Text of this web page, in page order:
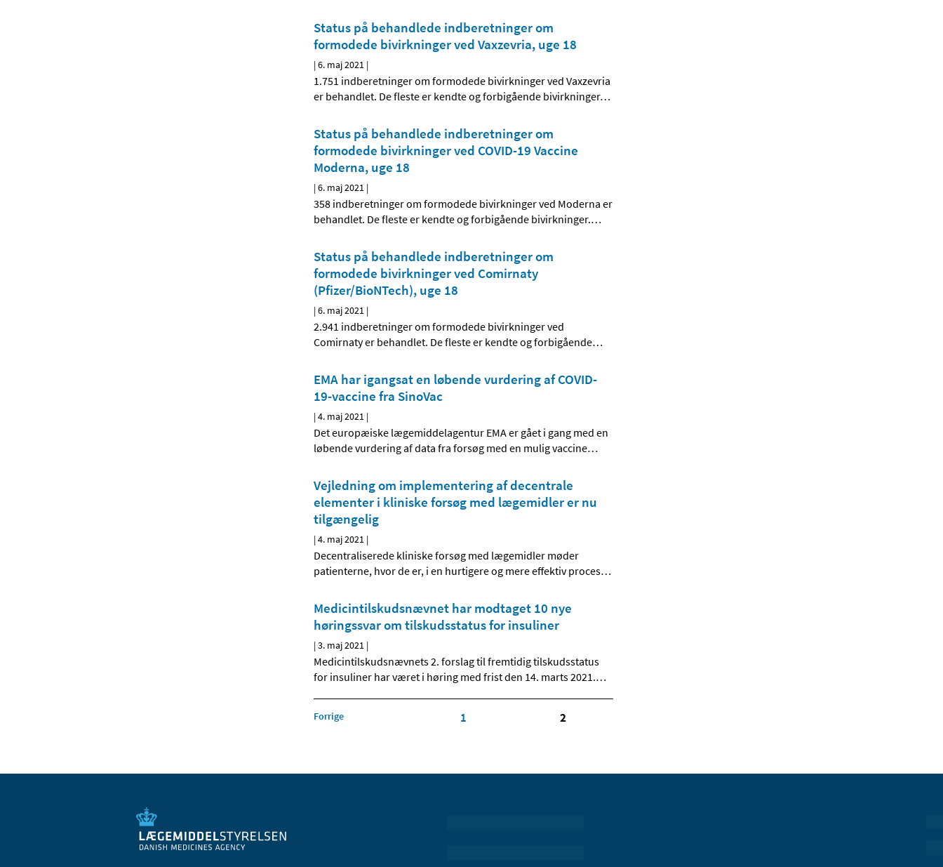
Status på behandlede indberetninger om
formodede bivirkninger ved Vaxzevria, uge 18
|6. maj 2021 |
1.751 indberetninger om formodede bivirkninger ved Vaxzevria
er behandlet. De fleste er kendte og forbigående bivirkninger…
Status på behandlede indberetninger om
formodede bivirkninger ved COVID-19 Vaccine
Moderna, uge 18
|6. maj 2021 |
358 indberetninger om formodede bivirkninger ved Moderna er
behandlet. De fleste er kendte og forbigående bivirkninger.…
Status på behandlede indberetninger om
formodede bivirkninger ved Comirnaty
(Pfizer/BioNTech), uge 18
|6. maj 2021 |
2.941 indberetninger om formodede bivirkninger ved
Comirnaty er behandlet. De fleste er kendte og forbigående…
EMA har igangsat en løbende vurdering af COVID-
19-vaccine fra SinoVac
|4. maj 2021 |
Det europæiske lægemiddelagentur EMA er gået i gang med en
løbende vurdering af data fra forsøg med en mulig vaccine…
Vejledning om implementering af decentrale
elementer i kliniske forsøg med lægemidler er nu
tilgængelig
|4. maj 2021 |
Decentraliserede kliniske forsøg med lægemidler møder
patienterne, hvor de er, i en hurtigere og mere effektiv proces…
Medicintilskudsnævnet har modtaget 10 nye
høringssvar om tilskudsstatus for insuliner
|3. maj 2021 |
Medicintilskudsnævnets 2. forslag til fremtidig tilskudsstatus
for insuliner har været i høring med frist den 14. marts 2021.…
Forrige 1 2